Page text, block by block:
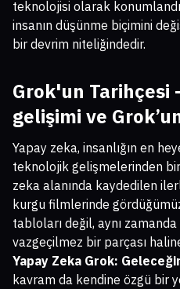
teknolojisi olarak
insanın düşünme biçimini
bir devrim niteliğindedir.
Grok'un Tarihçesi
gelişimi ve
Yapay zeka, insanlığın en
teknolojik gelişmelerinden
zeka alanında kaydedilen
kurgu filmlerinde
tabloları değil, aynı zamanda
vazgeçilmez bir parçası
Yapay Zeka Grok:
kavram da kendine özgü bir